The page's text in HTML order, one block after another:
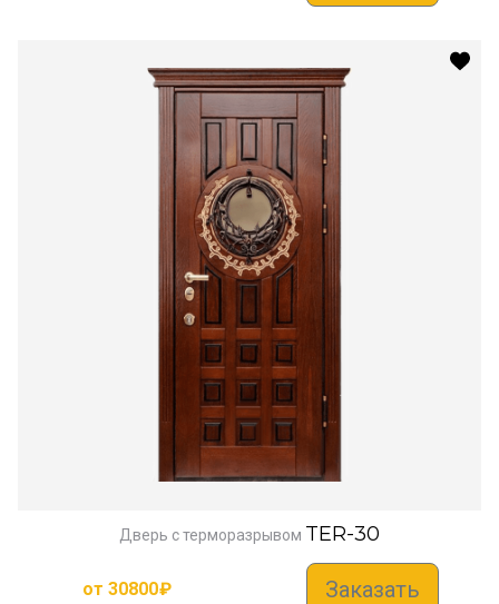
Дверь с терморазрывом TER-30
от 30800₽ Заказать